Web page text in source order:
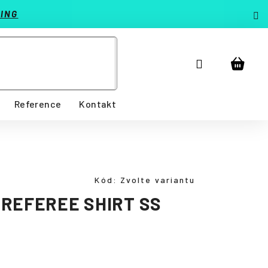
Přihlášení
Reference Kontakt
SHIRT SS
Kód: Zvolte variantu